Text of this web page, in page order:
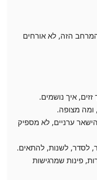
הזה, לא אורחים
זזים, איך נושמים.
ומה מצופה.
ערניים, לא מספיק
לסדר, לשנות, להתאים.
פינות שמרגישות